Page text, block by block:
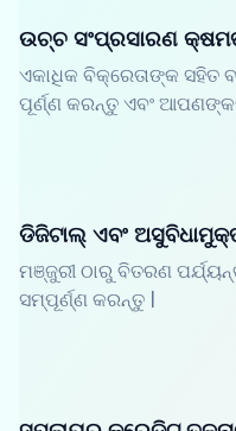
ଉଚ୍ଚ ସଂପ୍ରସାରଣ
ଏକାଧିକ ବିକ୍ରେତାଙ୍କ ସହିତ
ପୂର୍ଣ୍ଣ କରନ୍ତୁ ଏବଂ
ଡିଜିଟାଲ୍ ଏବଂ
ମଞ୍ଜୁରୀ ଠାରୁ ବିତରଣ
ସମ୍ପୂର୍ଣ୍ଣ କରନ୍ତୁ |